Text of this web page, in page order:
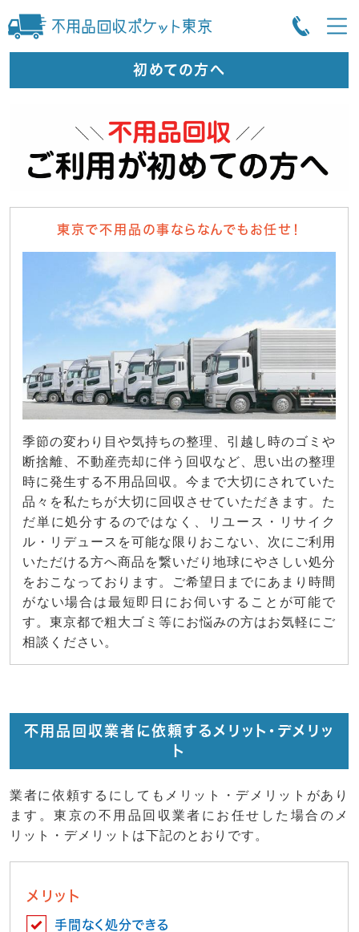
初めての方へ
東京で不用品の事ならなんでもお任せ！
季節の変わり目や気持ちの整理、引越し時のゴミや
断捨離、不動産売却に伴う回収など、思い出の整理
時に発生する不用品回収。今まで大切にされていた
品々を私たちが大切に回収させていただきます。た
だ単に処分するのではなく、リユース・リサイク
ル・リデュースを可能な限りおこない、次にご利用
いただける方へ商品を繋いだり地球にやさしい処分
をおこなっております。ご希望日までにあまり時間
がない場合は最短即日にお伺いすることが可能で
す。東京都で粗大ゴミ等にお悩みの方はお気軽にご
相談ください。
不用品回収業者に依頼するメリット・デメリッ
ト
業者に依頼するにしてもメリット・デメリットがあり
ます。東京の不用品回収業者にお任せした場合のメ
リット・デメリットは下記のとおりです。
メリット
手間なく処分できる